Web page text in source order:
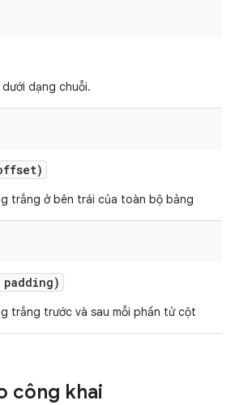
dạng chuỗi.
trắng ở bên trái của toàn bộ bảng
trắng trước và sau mỗi phần tử cột
công khai